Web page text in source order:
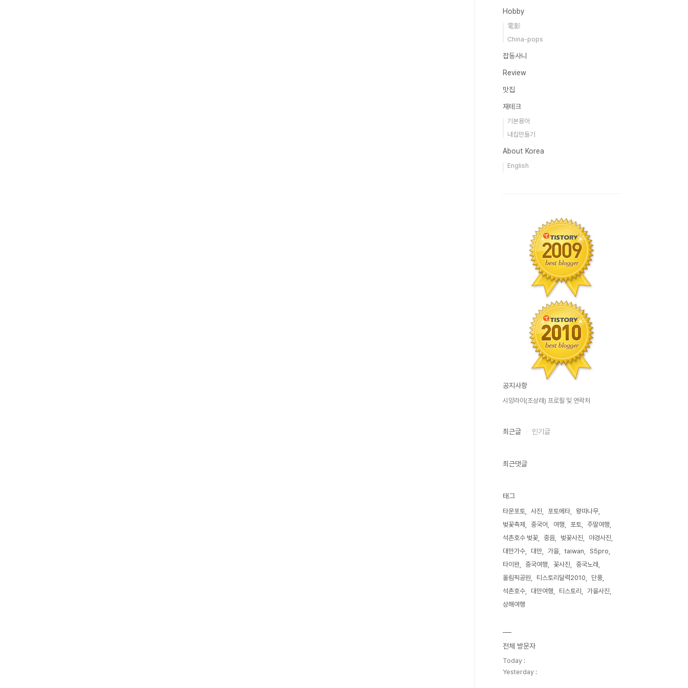
Hobby
電影
China-pops
잡동사니
Review
맛집
재테크
기본용어
내집만들기
About Korea
English
공지사항
시앙라이(조상래) 프로필 및 연락처
최근글 인기글
최근댓글
태그
타운포토 사진 포토메타
왕따나무
벚꽃축제
중국어 여행 포토
주말여행
석촌호수 벚꽃
중음 벚꽃사진
야경사진
대만가수
대만 가을 taiwan
S5pro
타이완
중국여행 꽃사진
중국노래
올림픽공원
티스토리달력2010
단풍
석촌호수
대만여행 티스토리
가을사진
상해여행
전체 방문자
Today :
Yesterday :